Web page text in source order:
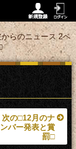
らのニュース 2ペ
次の□12月のナ
ンバー発表と賞
罰□